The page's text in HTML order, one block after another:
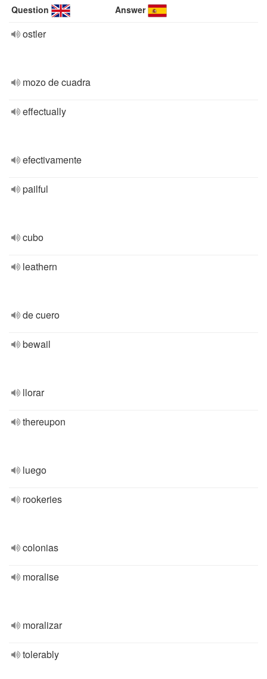
Question Answer
ostler
mozo de cuadra
effectually
efectivamente
pailful
cubo
leathern
de cuero
bewail
llorar
thereupon
luego
rookeries
colonias
moralise
moralizar
tolerably